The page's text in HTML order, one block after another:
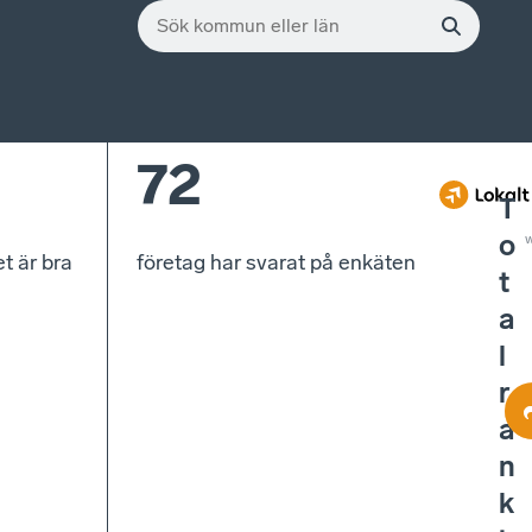
är bra
72
företag har svarat på enkäten
T
o
t
a
l
r
a
n
k